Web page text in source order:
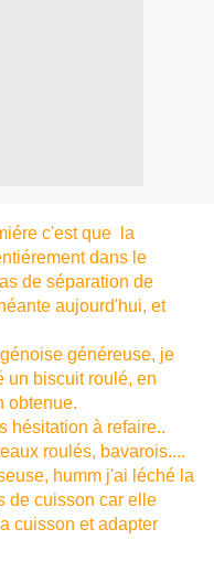
c'est que la
dans le
de séparation de
aujourd'hui, et
généreuse, je
un biscuit roulé, en
obtenue.
hésitation à refaire..
roulés, bavarois....
humm j'ai léché la
de cuisson car elle
cuisson et adapter